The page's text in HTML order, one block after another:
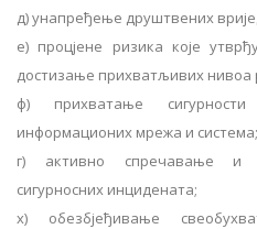
д) унапређење друштвених
е) процјене ризика које
достизање прихватљивих нивоа
ф) прихватање
информационих мрежа и система;
г) активно спречавање и
сигурносних инцидената;
х) обезбјеђивање